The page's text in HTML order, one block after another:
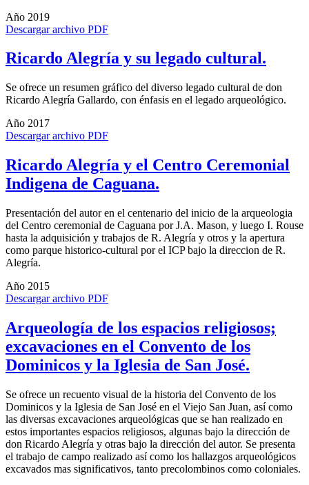
Año 2019
Descargar archivo PDF
Ricardo Alegría y su legado cultural.
Se ofrece un resumen gráfico del diverso legado cultural de don
Ricardo Alegría Gallardo, con énfasis en el legado arqueológico.
Año 2017
Descargar archivo PDF
Ricardo Alegría y el Centro Ceremonial
Indigena de Caguana.
Presentación del autor en el centenario del inicio de la arqueologia
del Centro ceremonial de Caguana por J.A. Mason, y luego I. Rouse
hasta la adquisición y trabajos de R. Alegría y otros y la apertura
como parque historico-cultural por el ICP bajo la direccion de R.
Alegría.
Año 2015
Descargar archivo PDF
Arqueología de los espacios religiosos;
excavaciones en el Convento de los
Dominicos y la Iglesia de San José.
Se ofrece un recuento visual de la historia del Convento de los
Dominicos y la Iglesia de San José en el Viejo San Juan, así como
las diversas excavaciones arqueológicas que se han realizado en
estos importantes espacios religiosos, algunas bajo la dirección de
don Ricardo Alegría y otras bajo la dirección del autor. Se presenta
el trabajo de campo realizado así como los hallazgos arqueológicos
excavados mas significativos, tanto precolombinos como coloniales.